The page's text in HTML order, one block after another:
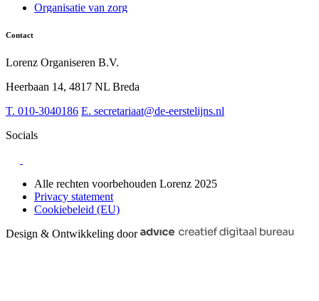
Whitepapers
Over BiancAI
Organisatie van zorg
Digitalisering
Leiderschap & samenwerking
Sociaal domein
Contact
Lorenz Organiseren B.V.
Heerbaan 14, 4817 NL Breda
T. 010-3040186 E. secretariaat@de-eerstelijns.nl
Socials
Alle rechten voorbehouden Lorenz 2025
Privacy statement
Cookiebeleid (EU)
Design & Ontwikkeling door